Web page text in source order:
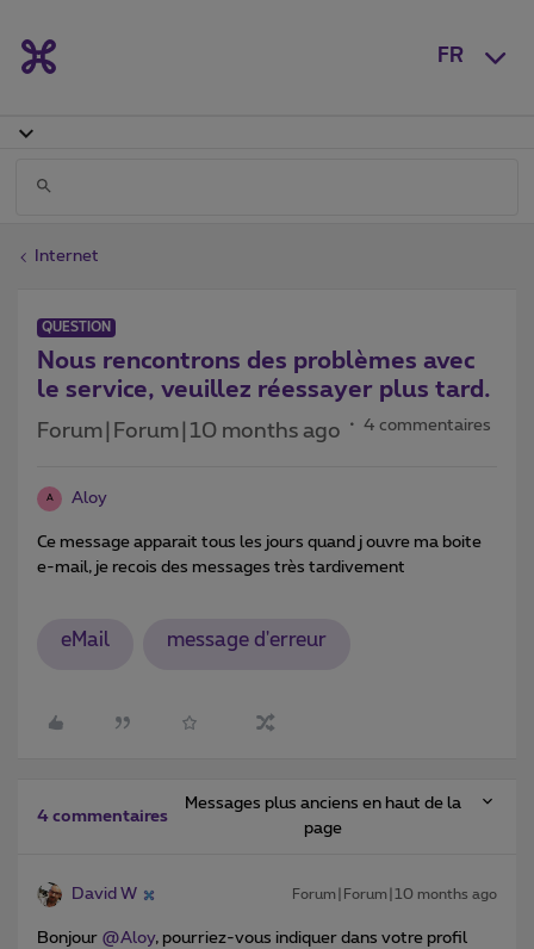
FR
Internet
QUESTION
Nous rencontrons des problèmes avec
le service, veuillez réessayer plus tard.
Forum|Forum|10 months ago 4 commentaires
A Aloy
Ce message apparait tous les jours quand j ouvre ma boite
e-mail, je recois des messages très tardivement
eMail message d'erreur
4 commentaires
Messages plus anciens en haut de la
page
David W Forum|Forum|10 months ago
Bonjour ​ @Aloy, pourriez-vous indiquer dans votre profil